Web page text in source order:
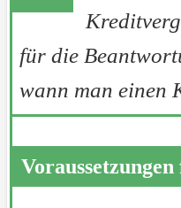
für die
wann man einen